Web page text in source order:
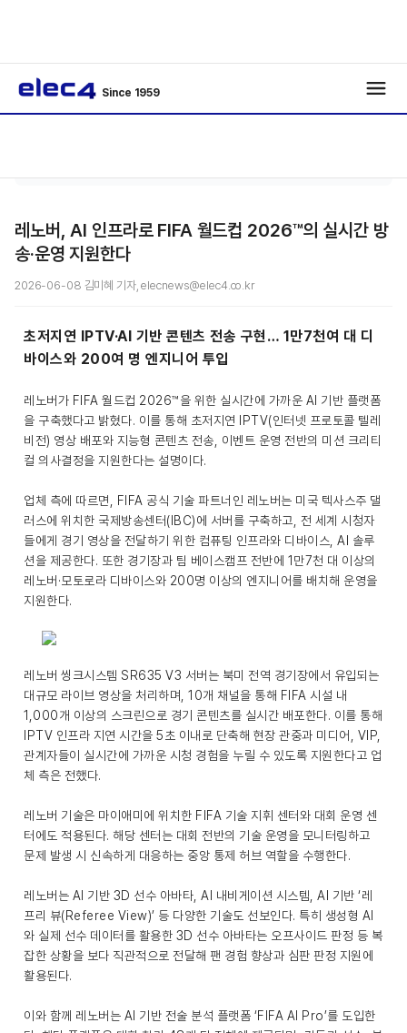
Since 1959
레노버, AI 인프라로 FIFA 월드컵 2026™의 실시간 방
송·운영 지원한다
2026-06-08 김미혜 기자, elecnews@elec4.co.kr
초저지연 IPTV·AI 기반 콘텐츠 전송 구현… 1만7천여 대 디
바이스와 200여 명 엔지니어 투입
레노버가 FIFA 월드컵 2026™을 위한 실시간에 가까운 AI 기반 플랫폼
을 구축했다고 밝혔다. 이를 통해 초저지연 IPTV(인터넷 프로토콜 텔레
비전) 영상 배포와 지능형 콘텐츠 전송, 이벤트 운영 전반의 미션 크리티
컬 의사결정을 지원한다는 설명이다.
업체 측에 따르면, FIFA 공식 기술 파트너인 레노버는 미국 텍사스주 댈
러스에 위치한 국제방송센터(IBC)에 서버를 구축하고, 전 세계 시청자
들에게 경기 영상을 전달하기 위한 컴퓨팅 인프라와 디바이스, AI 솔루
션을 제공한다. 또한 경기장과 팀 베이스캠프 전반에 1만7천 대 이상의
레노버·모토로라 디바이스와 200명 이상의 엔지니어를 배치해 운영을
지원한다.
레노버 씽크시스템 SR635 V3 서버는 북미 전역 경기장에서 유입되는
대규모 라이브 영상을 처리하며, 10개 채널을 통해 FIFA 시설 내
1,000개 이상의 스크린으로 경기 콘텐츠를 실시간 배포한다. 이를 통해
IPTV 인프라 지연 시간을 5초 이내로 단축해 현장 관중과 미디어, VIP,
관계자들이 실시간에 가까운 시청 경험을 누릴 수 있도록 지원한다고 업
체 측은 전했다.
레노버 기술은 마이애미에 위치한 FIFA 기술 지휘 센터와 대회 운영 센
터에도 적용된다. 해당 센터는 대회 전반의 기술 운영을 모니터링하고
문제 발생 시 신속하게 대응하는 중앙 통제 허브 역할을 수행한다.
레노버는 AI 기반 3D 선수 아바타, AI 내비게이션 시스템, AI 기반 ‘레
프리 뷰(Referee View)’ 등 다양한 기술도 선보인다. 특히 생성형 AI
와 실제 선수 데이터를 활용한 3D 선수 아바타는 오프사이드 판정 등 복
잡한 상황을 보다 직관적으로 전달해 팬 경험 향상과 심판 판정 지원에
활용된다.
이와 함께 레노버는 AI 기반 전술 분석 플랫폼 ‘FIFA AI Pro’를 도입한